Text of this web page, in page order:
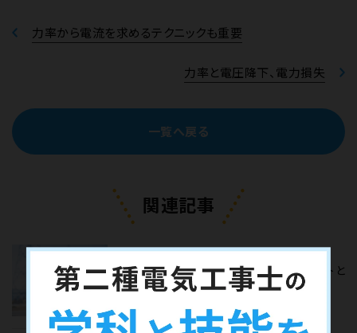
力率から電流を求めるテクニックも重要
一覧へ戻る
力率と電圧降下、電力損失
関連記事
第二種電気工事士とは？取得するメリットと
試験の難易度や将来性を解説